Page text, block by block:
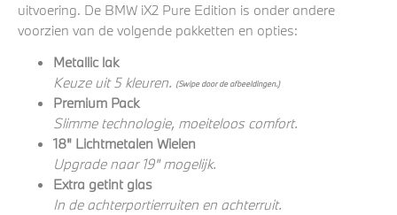
uitvoering. De BMW iX2 Pure Edition is onder andere
voorzien van de volgende pakketten en opties:
Metallic lak
Keuze uit 5 kleuren. (Swipe door de afbeeldingen.)
Premium Pack
Slimme technologie, moeiteloos comfort.
18" Lichtmetalen Wielen
Upgrade naar 19" mogelijk.
Extra getint glas
In de achterportierruiten en achterruit.